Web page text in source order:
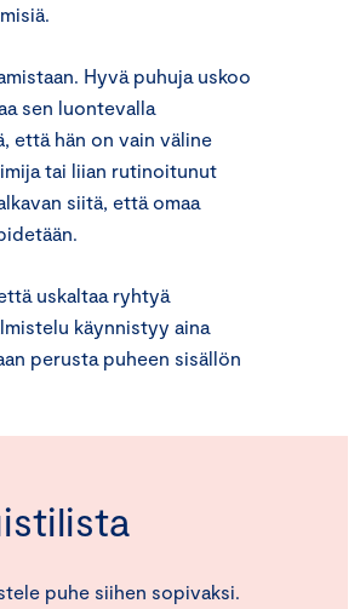
Hyvä puhuja uskoo
sen luontevalla
että hän on vain väline
tai liian rutinoitunut
siitä, että omaa
uskaltaa ryhtyä
käynnistyy aina
perusta puheen sisällön
puhe siihen sopivaksi.